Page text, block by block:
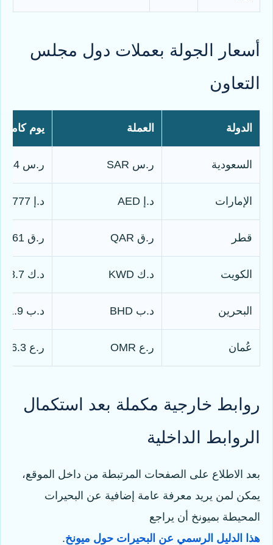
أسعار الجولة بعملات دول مجلس
التعاون
الدولة العملة يوم كامل
السعودية ر.س SAR ر.س 1814
الإمارات د.إ AED د.إ 1777
قطر ر.ق QAR ر.ق 1761
الكويت د.ك KWD د.ك 148.7
البحرين د.ب BHD د.ب 181.9
عُمان ر.ع OMR ر.ع 186.3
روابط خارجية مكملة بعد استكمال
الروابط الداخلية
بعد الاطلاع على الصفحات المرتبطة من داخل الموقع،
يمكن لمن يريد معرفة عامة إضافية عن البحيرات
المحيطة بميونخ أن يراجع
هذا الدليل الرسمي عن البحيرات حول ميونخ.